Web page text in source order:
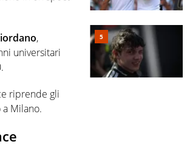
,
universitari
riprende gli
Milano.